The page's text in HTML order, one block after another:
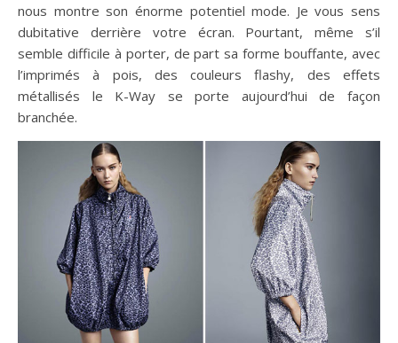
nous montre son énorme potentiel mode. Je vous sens
dubitative derrière votre écran. Pourtant, même s’il
semble difficile à porter, de part sa forme bouffante, avec
l’imprimés à pois, des couleurs flashy, des effets
métallisés le K-Way se porte aujourd’hui de façon
branchée.